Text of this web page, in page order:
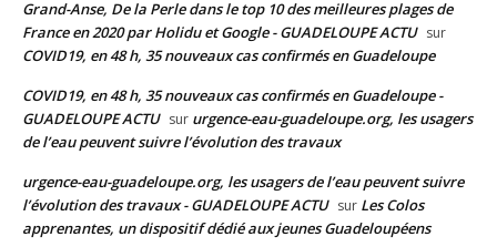
Grand-Anse, De la Perle dans le top 10 des meilleures plages de
France en 2020 par Holidu et Google - GUADELOUPE ACTU sur
COVID19, en 48 h, 35 nouveaux cas confirmés en Guadeloupe
COVID19, en 48 h, 35 nouveaux cas confirmés en Guadeloupe -
GUADELOUPE ACTU sur urgence-eau-guadeloupe.org, les usagers
de l’eau peuvent suivre l’évolution des travaux
urgence-eau-guadeloupe.org, les usagers de l’eau peuvent suivre
l’évolution des travaux - GUADELOUPE ACTU sur Les Colos
apprenantes, un dispositif dédié aux jeunes Guadeloupéens